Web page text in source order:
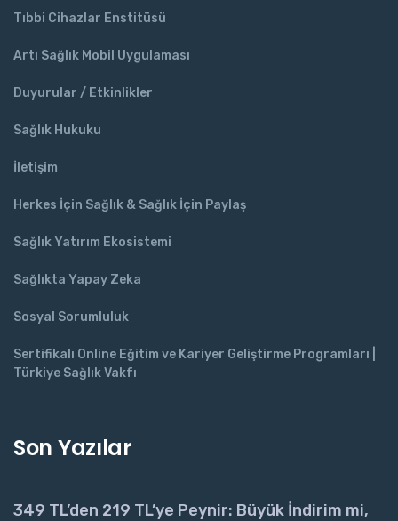
Tıbbi Cihazlar Enstitüsü
Artı Sağlık Mobil Uygulaması
Duyurular / Etkinlikler
Sağlık Hukuku
İletişim
Herkes İçin Sağlık & Sağlık İçin Paylaş
Sağlık Yatırım Ekosistemi
Sağlıkta Yapay Zeka
Sosyal Sorumluluk
Sertifikalı Online Eğitim ve Kariyer Geliştirme Programları |
Türkiye Sağlık Vakfı
Son Yazılar
349 TL’den 219 TL’ye Peynir: Büyük İndirim mi,